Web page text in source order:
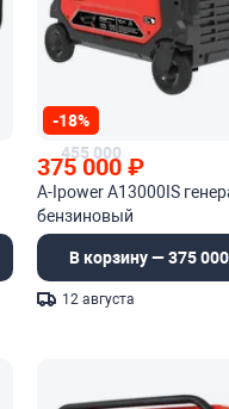
-18%
455 000
375 000₽
A-Ipower A13000IS
бензиновый
В корзину — 375
12 августа